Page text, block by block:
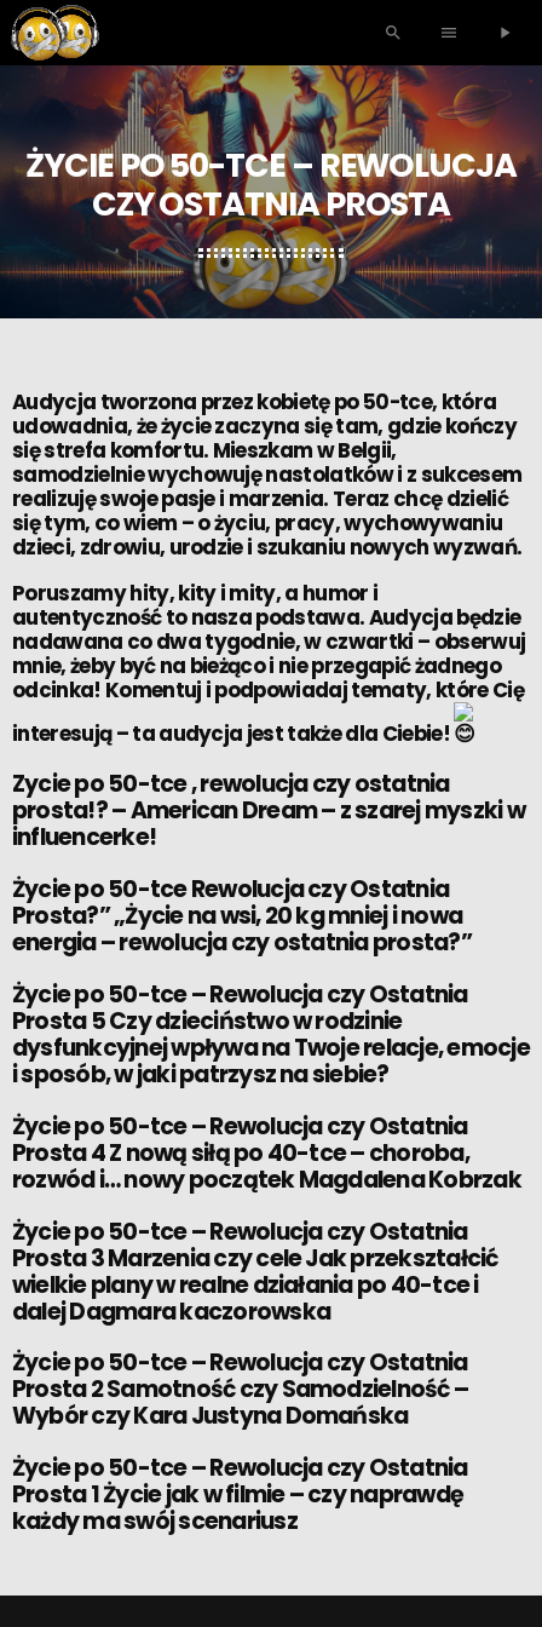
search menu play_arrow
ŻYCIE PO 50-TCE – REWOLUCJA
CZY OSTATNIA PROSTA
Audycja tworzona przez kobietę po 50-tce, która
udowadnia, że życie zaczyna się tam, gdzie kończy
się strefa komfortu. Mieszkam w Belgii,
samodzielnie wychowuję nastolatków i z sukcesem
realizuję swoje pasje i marzenia. Teraz chcę dzielić
się tym, co wiem – o życiu, pracy, wychowywaniu
dzieci, zdrowiu, urodzie i szukaniu nowych wyzwań.
Poruszamy hity, kity i mity, a humor i
autentyczność to nasza podstawa. Audycja będzie
nadawana co dwa tygodnie, w czwartki – obserwuj
mnie, żeby być na bieżąco i nie przegapić żadnego
odcinka! Komentuj i podpowiadaj tematy, które Cię
interesują – ta audycja jest także dla Ciebie!
Zycie po 50-tce , rewolucja czy ostatnia
prosta!? – American Dream – z szarej myszki w
influencerke!
Życie po 50-tce Rewolucja czy Ostatnia
Prosta?” „Życie na wsi, 20 kg mniej i nowa
energia – rewolucja czy ostatnia prosta?”
Życie po 50-tce – Rewolucja czy Ostatnia
Prosta 5 Czy dzieciństwo w rodzinie
dysfunkcyjnej wpływa na Twoje relacje, emocje
i sposób, w jaki patrzysz na siebie?
Życie po 50-tce – Rewolucja czy Ostatnia
Prosta 4 Z nową siłą po 40-tce – choroba,
rozwód i… nowy początek Magdalena Kobrzak
Życie po 50-tce – Rewolucja czy Ostatnia
Prosta 3 Marzenia czy cele Jak przekształcić
wielkie plany w realne działania po 40-tce i
dalej Dagmara kaczorowska
Życie po 50-tce – Rewolucja czy Ostatnia
Prosta 2 Samotność czy Samodzielność –
Wybór czy Kara Justyna Domańska
Życie po 50-tce – Rewolucja czy Ostatnia
Prosta 1 Życie jak w filmie – czy naprawdę
każdy ma swój scenariusz